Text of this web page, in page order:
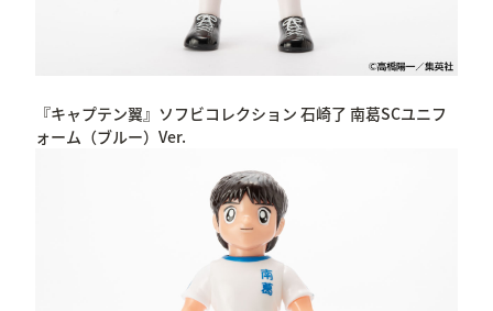
『キャプテン翼』ソフビコレクション 石崎了 南葛SCユニフ
ォーム（ブルー）Ver.